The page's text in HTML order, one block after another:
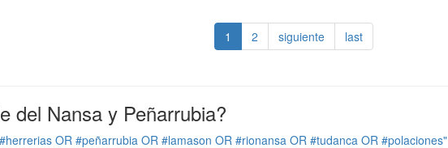
1 2 siguiente last
del Nansa y Peñarrubia?
OR #peñarrubia OR #lamason OR #rionansa OR #tudanca OR #polaciones"